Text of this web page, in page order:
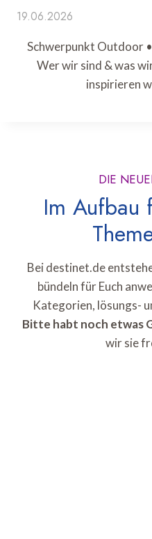
19.06.2026
Schwerpunkt Outdoor
Wer wir sind & was
inspirieren
DIE
Im Aufbau
Bei destinet.de
bündeln für Euch
Kategorien, lösungs-
Bitte habt noch etwas
wir sie